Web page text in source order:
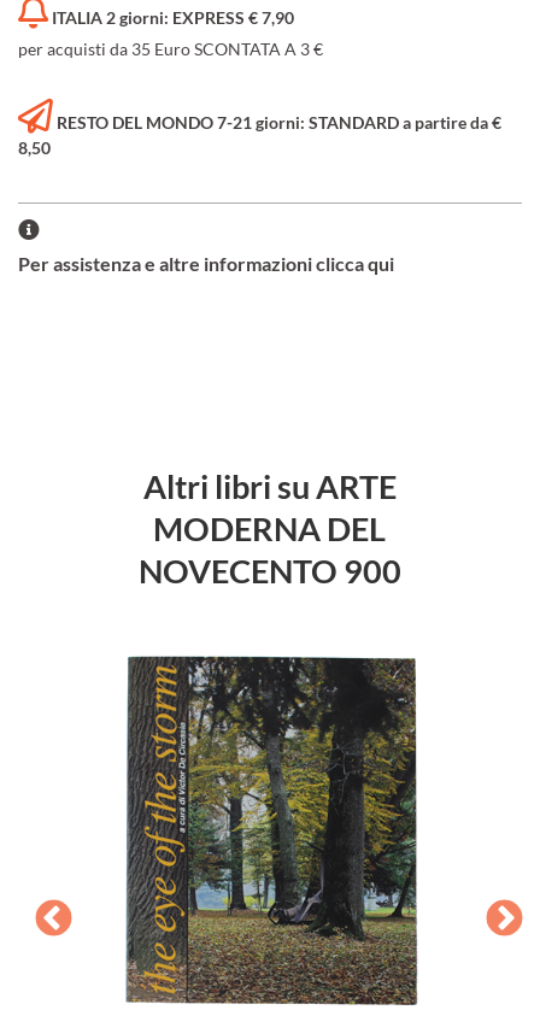
ITALIA 2 giorni: EXPRESS € 7,90
per acquisti da 35 Euro SCONTATA A 3 €
RESTO DEL MONDO 7-21 giorni: STANDARD a partire da €
8,50
Per assistenza e altre informazioni clicca qui
Altri libri su ARTE
MODERNA DEL
NOVECENTO 900